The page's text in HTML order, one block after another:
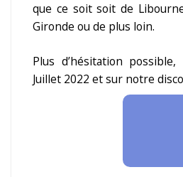
que ce soit soit de
Gironde ou de plus loin.
Plus d’hésitation
Juillet 2022 et sur notre